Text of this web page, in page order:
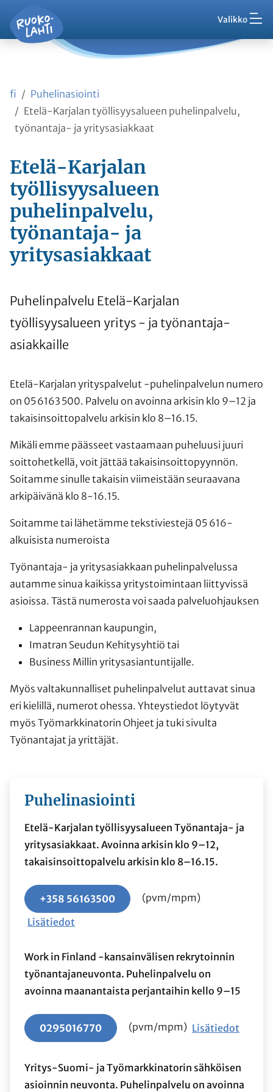
Siirry pääsisältöön Valikko
Ruokolahti - etusivu
Palaute
Asuminen ja ympäristö
Kasvatus ja koulutus
Harrasta ja viihdy
Kunta ja hallinto
Työ ja yrittäminen
Asioi kanssamme
fi
Puhelinasiointi
Etelä-Karjalan työllisyysalueen puhelinpalvelu,
työnantaja- ja yritysasiakkaat
Etelä-Karjalan
työllisyysalueen
puhelinpalvelu,
työnantaja- ja
yritysasiakkaat
Puhelinpalvelu Etelä-Karjalan
työllisyysalueen yritys - ja työnantaja-
asiakkaille
Etelä-Karjalan yrityspalvelut -puhelinpalvelun numero
on 05 6163 500. Palvelu on avoinna arkisin klo 9–12 ja
takaisinsoittopalvelu arkisin klo 8–16.15.
Mikäli emme päässeet vastaamaan puheluusi juuri
soittohetkellä, voit jättää takaisinsoittopyynnön.
Soitamme sinulle takaisin viimeistään seuraavana
arkipäivänä klo 8-16.15.
Soitamme tai lähetämme tekstiviestejä 05 616-
alkuisista numeroista
Työnantaja- ja yritysasiakkaan puhelinpalvelussa
autamme sinua kaikissa yritystoimintaan liittyvissä
asioissa. Tästä numerosta voi saada palveluohjauksen
Lappeenrannan kaupungin,
Imatran Seudun Kehitysyhtiö tai
Business Millin yritysasiantuntijalle.
Myös valtakunnalliset puhelinpalvelut auttavat sinua
eri kielillä, numerot ohessa. Yhteystiedot löytyvät
myös Työmarkkinatorin Ohjeet ja tuki sivulta
Työnantajat ja yrittäjät.
Puhelinasiointi
Etelä-Karjalan työllisyysalueen Työnantaja- ja
yritysasiakkaat. Avoinna arkisin klo 9–12,
takaisinsoittopalvelu arkisin klo 8–16.15.
+358 56163500 (pvm/mpm)
Lisätiedot
Work in Finland -kansainvälisen rekrytoinnin
työnantajaneuvonta. Puhelinpalvelu on
avoinna maanantaista perjantaihin kello 9–15
0295016770 (pvm/mpm) Lisätiedot
Yritys-Suomi- ja Työmarkkinatorin sähköisen
asioinnin neuvonta. Puhelinpalvelu on avoinna